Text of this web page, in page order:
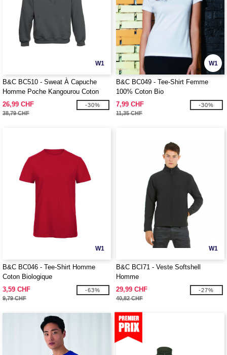
W1
B&C BC510 - Sweat À Capuche
Homme Poche Kangourou Coton
26,99 CHF
38,79 CHF
-30%
W1
B&C BC049 - Tee-Shirt Femme
100% Coton Bio
7,99 CHF
11,35 CHF
-30%
W1
B&C BC046 - Tee-Shirt Homme
Coton Biologique
3,59 CHF
9,79 CHF
-63%
W1
B&C BCI71 - Veste Softshell
Homme
29,99 CHF
40,82 CHF
-27%